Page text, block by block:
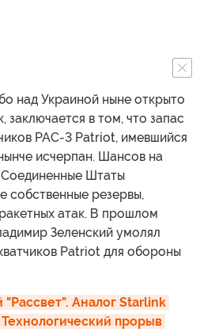
над Украиной ныне открыто
заключается в том, что запас
PAC-3 Patriot, имевшийся
исчерпан. Шансов на
Штаты
собственные резервы,
атак. В прошлом
Зеленский умолял
Patriot для обороны
"Рассвет". Аналог Starlink
прорыв